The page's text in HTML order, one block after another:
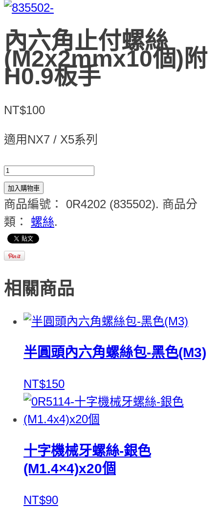
內六角止付螺絲
(M2x2mmx10個)附
H0.9板手
NT$100
適用NX7 / X5系列
加入購物車
商品編號： 0R4202 (835502). 商品分
類： 螺絲.
相關商品
半圓頭內六角螺絲包-黑色(M3)
NT$150
十字機械牙螺絲-銀色
(M1.4×4)x20個
NT$90